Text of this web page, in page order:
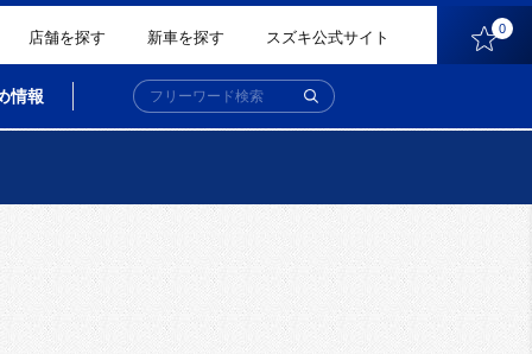
店舗を探す 新車を探す スズキ公式サイト 0
情報